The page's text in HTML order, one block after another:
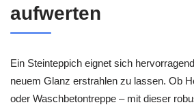
aufwerten
Ein Steinteppich eignet sich
neuem Glanz erstrahlen zu lassen. Ob
oder Waschbetontreppe – mit dieser